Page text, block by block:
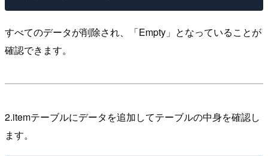
すべてのデータが削除され、「Empty」となっていることが
確認できます。
2.itemテーブルにデータを追加してテーブルの中身を確認し
ます。